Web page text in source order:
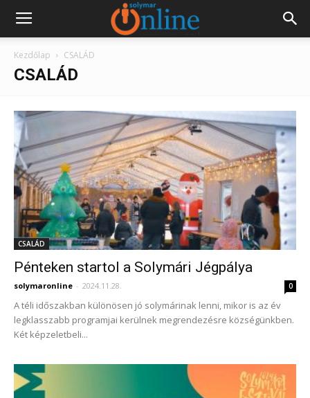
Kezdőlap CSALÁD
CSALÁD
CSALÁD
Pénteken startol a Solymári Jégpálya
solymaronline - 2024.11.28. 0
A téli időszakban különösen jó solymárinak lenni, mikor is az év
legklasszabb programjai kerülnek megrendezésre községünkben.
Két képzeletbeli...